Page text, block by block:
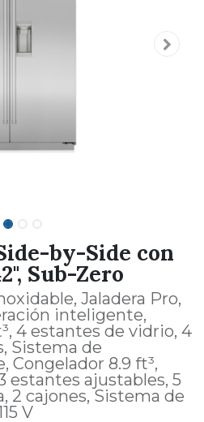
by-Side con
Sub-Zero
Jaladera Pro,
inteligente,
4 estantes de vidrio, 4
Sistema de
Congelador 8.9 ft³,
estantes ajustables, 5
2 cajones, Sistema de
V